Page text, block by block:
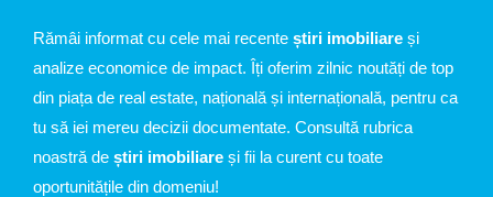
Rămâi informat cu cele mai recente știri imobiliare și
analize economice de impact. Îți oferim zilnic noutăți de top
din piața de real estate, națională și internațională, pentru ca
tu să iei mereu decizii documentate. Consultă rubrica
noastră de știri imobiliare și fii la curent cu toate
oportunitățile din domeniu!